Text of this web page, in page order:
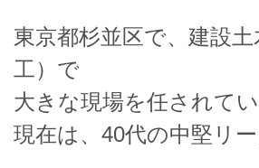
東京都杉並区で、建設
工）で
大きな現場を任されてい
現在は、40代の中堅リ